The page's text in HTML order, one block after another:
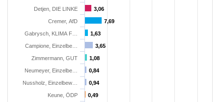
3,06
3,06
7,69
7,69
1,63
1,63
3,65
3,65
1,08
1,08
0,84
0,84
0,94
0,94
0,49
0,49
Detjen, DIE LINKE
Cremer, AfD
Gabrysch, KLIMA F…
Campione, Einzelbe…
Zimmermann, GUT
Neumeyer, Einzelbe…
Nussholz, Einzelbew…
Keune, ÖDP